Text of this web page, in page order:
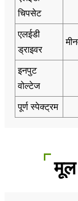
चिपसेट
एलईडी
ड्राइवर
इनपुट
वोल्टेज
पूर्ण स्पेक्ट्रम